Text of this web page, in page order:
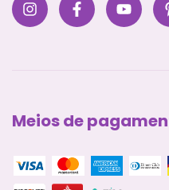
Meios de